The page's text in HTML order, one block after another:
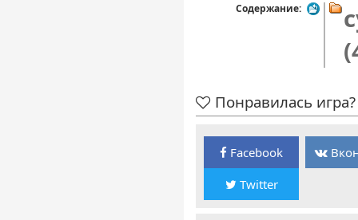
Содержание:
Понравилась
Facebook
Twitter